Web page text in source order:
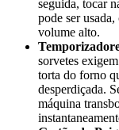
seguida, tocar
pode ser
volume alto.
sorvetes
torta do forno
desperdiçada.
máquina